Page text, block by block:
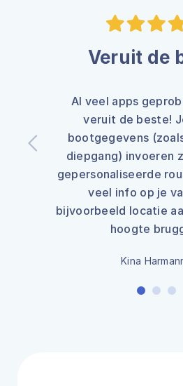
Veruit de
Al veel apps
veruit de beste!
bootgegevens
diepgang) invoeren
gepersonaliseerde
veel info op je
bijvoorbeeld locatie
hoogte
Kina